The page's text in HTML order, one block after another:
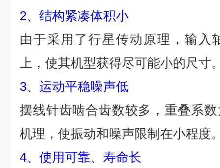
2、结构紧凑体积小
由于采用了行星传动原理，输入
上，使其机型获得尽可能小的尺寸
3、运动平稳噪声低
摆线针齿啮合齿数较多，重叠系
机理，使振动和噪声限制在小程度
4、使用可靠、寿命长